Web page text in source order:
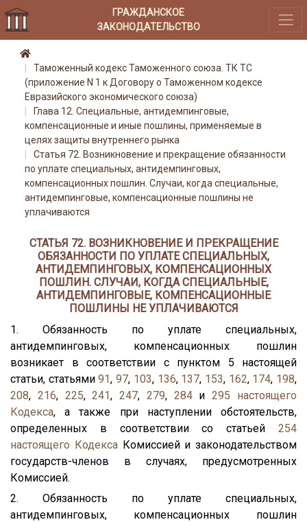
ГРАЖДАНСКОЕ
ЗАКОНОДАТЕЛЬСТВО
Таможенный кодекс Таможенного союза. ТК ТС
(приложение N 1 к Договору о Таможенном кодексе
Евразийского экономического союза)
Глава 12. Специальные, антидемпинговые,
компенсационные и иные пошлины, применяемые в
целях защиты внутреннего рынка
Статья 72. Возникновение и прекращение обязанности
по уплате специальных, антидемпинговых,
компенсационных пошлин. Случаи, когда специальные,
антидемпинговые, компенсационные пошлины не
уплачиваются
СТАТЬЯ 72. ВОЗНИКНОВЕНИЕ И ПРЕКРАЩЕНИЕ
ОБЯЗАННОСТИ ПО УПЛАТЕ СПЕЦИАЛЬНЫХ,
АНТИДЕМПИНГОВЫХ, КОМПЕНСАЦИОННЫХ
ПОШЛИН. СЛУЧАИ, КОГДА СПЕЦИАЛЬНЫЕ,
АНТИДЕМПИНГОВЫЕ, КОМПЕНСАЦИОННЫЕ
ПОШЛИНЫ НЕ УПЛАЧИВАЮТСЯ
1. Обязанность по уплате специальных,
антидемпинговых, компенсационных пошлин
возникает в соответствии с пунктом 5 настоящей
статьи, статьями91,97, 103, 136, 137, 153, 162, 174, 198,
208, 216, 225,241,247, 279, 284и295
настоящего
Кодекса, а также при наступлении обстоятельств,
определенных в соответствии со статьей 254
настоящего КодексаКомиссией и законодательством
государств-членов в случаях, предусмотренных
Комиссией.
2. Обязанность по уплате специальных,
антидемпинговых, компенсационных пошлин